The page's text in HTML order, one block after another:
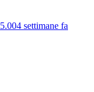
5.004 settimane fa